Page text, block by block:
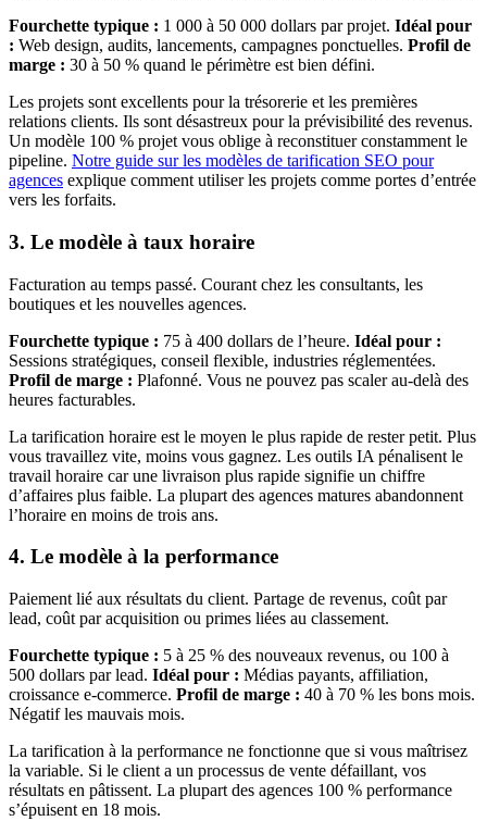
Fourchette typique : 1 000 à 50 000 dollars par projet. Idéal pour
: Web design, audits, lancements, campagnes ponctuelles. Profil de
marge : 30 à 50 % quand le périmètre est bien défini.
Les projets sont excellents pour la trésorerie et les premières
relations clients. Ils sont désastreux pour la prévisibilité des revenus.
Un modèle 100 % projet vous oblige à reconstituer constamment le
pipeline. Notre guide sur les modèles de tarification SEO pour
agences explique comment utiliser les projets comme portes d’entrée
vers les forfaits.
3. Le modèle à taux horaire
Facturation au temps passé. Courant chez les consultants, les
boutiques et les nouvelles agences.
Fourchette typique : 75 à 400 dollars de l’heure. Idéal pour :
Sessions stratégiques, conseil flexible, industries réglementées.
Profil de marge : Plafonné. Vous ne pouvez pas scaler au-delà des
heures facturables.
La tarification horaire est le moyen le plus rapide de rester petit. Plus
vous travaillez vite, moins vous gagnez. Les outils IA pénalisent le
travail horaire car une livraison plus rapide signifie un chiffre
d’affaires plus faible. La plupart des agences matures abandonnent
l’horaire en moins de trois ans.
4. Le modèle à la performance
Paiement lié aux résultats du client. Partage de revenus, coût par
lead, coût par acquisition ou primes liées au classement.
Fourchette typique : 5 à 25 % des nouveaux revenus, ou 100 à
500 dollars par lead. Idéal pour : Médias payants, affiliation,
croissance e-commerce. Profil de marge : 40 à 70 % les bons mois.
Négatif les mauvais mois.
La tarification à la performance ne fonctionne que si vous maîtrisez
la variable. Si le client a un processus de vente défaillant, vos
résultats en pâtissent. La plupart des agences 100 % performance
s’épuisent en 18 mois.